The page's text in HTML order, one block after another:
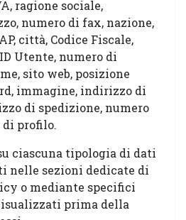
ragione sociale,
numero di fax, nazione,
città, Codice Fiscale,
Utente, numero di
sito web, posizione
immagine, indirizzo di
di spedizione, numero
profilo.
ciascuna tipologia di dati
nelle sezioni dedicate di
o mediante specifici
prima della